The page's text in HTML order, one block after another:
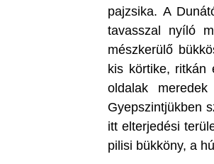
pajzsika. A
tavasszal nyíló
mészkerülő
kis körtike, ritkán
oldalak
Gyepszintjükben
itt elterjedési
pilisi bükköny, a